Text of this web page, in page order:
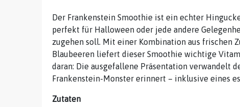
Der Frankenstein Smoothie ist ein echter
perfekt für Halloween oder jede andere
zugehen soll. Mit einer Kombination aus frischen
Blaubeeren liefert dieser Smoothie wichtige
daran: Die ausgefallene Präsentation verwandelt
Frankenstein-Monster erinnert – inklusive eines
Zutaten